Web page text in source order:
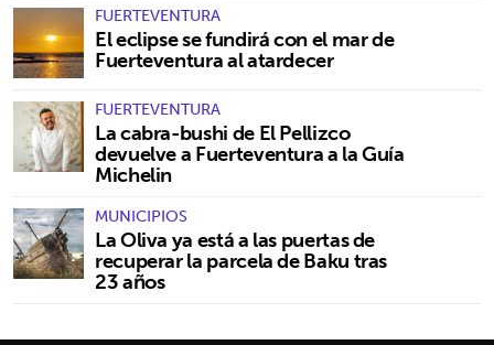
FUERTEVENTURA
El eclipse se fundirá con el mar de
Fuerteventura al atardecer
FUERTEVENTURA
La cabra-bushi de El Pellizco
devuelve a Fuerteventura a la Guía
Michelin
MUNICIPIOS
La Oliva ya está a las puertas de
recuperar la parcela de Baku tras
23 años